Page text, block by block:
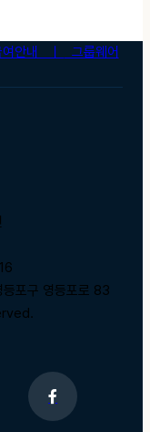
여안내 ㅣ
그룹웨어
등포구 영등포로 83